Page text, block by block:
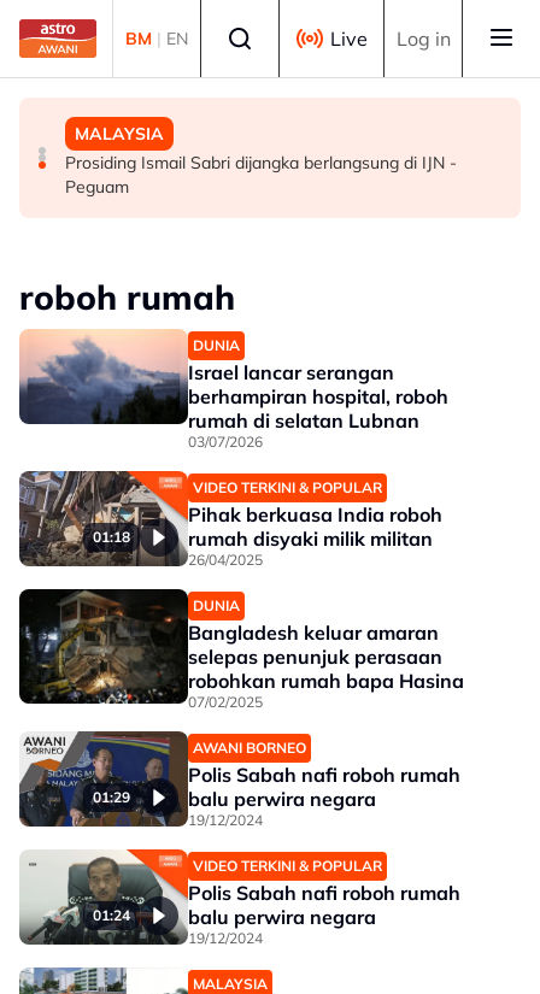
Skip to main content
BM | EN Live Log in
MALAYSIA
Penutupan pangkalan haram beri impak besar, kes
penyeludupan menjunam
POLITIK
Tiga pemimpin kanan Bersatu Terengganu letak jawatan
MALAYSIA
Prosiding Ismail Sabri dijangka berlangsung di IJN -
Peguam
roboh rumah
DUNIA
Israel lancar serangan
berhampiran hospital, roboh
rumah di selatan Lubnan
03/07/2026
01:18
VIDEO TERKINI & POPULAR
Pihak berkuasa India roboh
rumah disyaki milik militan
26/04/2025
DUNIA
Bangladesh keluar amaran
selepas penunjuk perasaan
robohkan rumah bapa Hasina
07/02/2025
01:29
AWANI BORNEO
Polis Sabah nafi roboh rumah
balu perwira negara
19/12/2024
01:24
VIDEO TERKINI & POPULAR
Polis Sabah nafi roboh rumah
balu perwira negara
19/12/2024
MALAYSIA